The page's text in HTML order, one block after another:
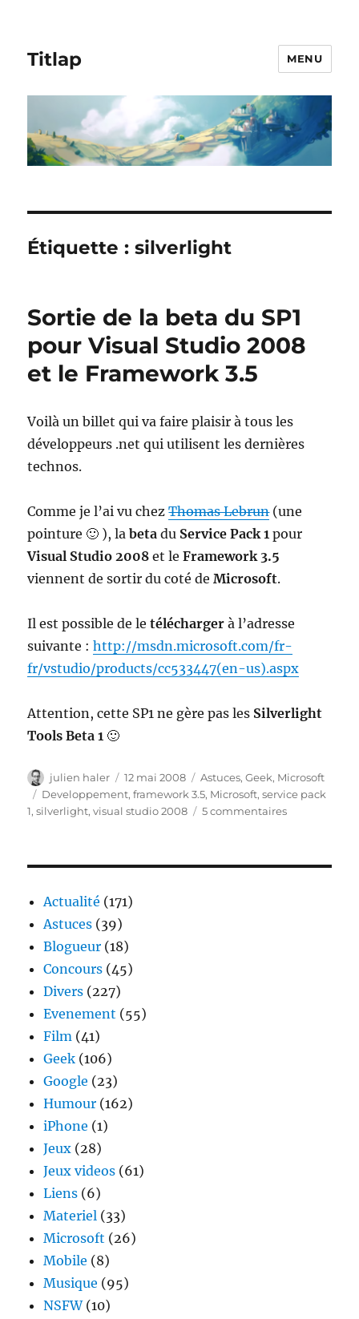
Titlap MENU
Étiquette :silverlight
Sortie de la beta du SP1
pour Visual Studio 2008
et le Framework 3.5
Voilà un billet qui va faire plaisir à tous les
développeurs .net qui utilisent les dernières
technos.
Comme je l’ai vu chezThomas Lebrun(une
pointure 🙂 ), labetadu Service Pack 1pour
Visual Studio 2008 et leFramework 3.5
viennent de sortir du coté deMicrosoft.
Il est possible de letéléchargerà l’adresse
suivante :http://msdn.microsoft.com/fr-
fr/vstudio/products/cc533447(en-us).aspx
Attention, cette SP1 ne gère pas les Silverlight
Tools Beta 1 🙂
Auteur
julien haler
Publié
le
12 mai 2008 Catégories
Astuces,Geek, Microsoft
Étiquettes
Developpement,framework 3.5, Microsoft,service pack
1,silverlight,visual studio 2008 5 commentairessur
Actualité (171)
Astuces (39)
Blogueur (18)
Concours (45)
Divers (227)
Evenement (55)
Film (41)
Geek (106)
Google (23)
Humour (162)
iPhone (1)
Jeux (28)
Jeux videos (61)
Liens (6)
Materiel (33)
Microsoft (26)
Mobile (8)
Musique (95)
NSFW(10)